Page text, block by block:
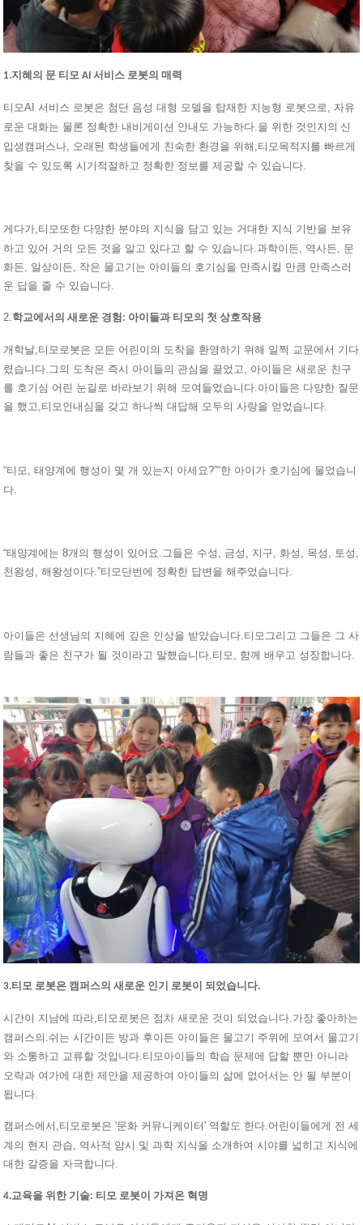
1.지혜의 문 티모 AI 서비스 로봇의 매력
티모AI 서비스 로봇은 첨단 음성 대형 모델을 탑재한 지능형 로봇으로, 자유
로운 대화는 물론 정확한 내비게이션 안내도 가능하다.을 위한 것인지 의 신
입생 캠퍼스나, 오래된 학생들에게 친숙한 환경을 위해, 티모목적지를 빠르게
찾을 수 있도록 시기적절하고 정확한 정보를 제공할 수 있습니다.
게다가, 티모또한 다양한 분야의 지식을 담고 있는 거대한 지식 기반을 보유
하고 있어 거의 모든 것을 알고 있다고 할 수 있습니다.과학이든, 역사든, 문
화든, 일상이든, 작은 물고기는 아이들의 호기심을 만족시킬 만큼 만족스러
운 답을 줄 수 있습니다.
2. 학교에서의 새로운 경험: 아이들과 티모의 첫 상호작용
개학날, 티모 로봇은 모든 어린이의 도착을 환영하기 위해 일찍 교문에서 기다
렸습니다.그의 도착은 즉시 아이들의 관심을 끌었고, 아이들은 새로운 친구
를 호기심 어린 눈길로 바라보기 위해 모여들었습니다.아이들은 다양한 질문
을 했고, 티모인내심을 갖고 하나씩 대답해 모두의 사랑을 얻었습니다.
“티모
, 태양계에 행성이 몇 개 있는지 아세요?”“한 아이가 호기심에 물었습니
다.
“태양계에는 8개의 행성이 있어요.그들은 수성, 금성, 지구, 화성, 목성, 토성,
천왕성, 해왕성이다.”티모단번에 정확한 답변을 해주었습니다.
아이들은 선생님의 지혜에 깊은 인상을 받았습니다. 티모 그리고 그들은 그 사
람들과 좋은 친구가 될 것이라고 말했습니다. 티모 , 함께 배우고 성장합니다.
3.티모 로봇은 캠퍼스의 새로운 인기 로봇이 되었습니다.
시간이 지남에 따라,티모로봇은 점차 새로운 것이 되었습니다.가장 좋아하는
캠퍼스의.쉬는 시간이든 방과 후이든 아이들은 물고기 주위에 모여서 물고기
와 소통하고 교류할 것입니다.티모아이들의 학습 문제에 답할 뿐만 아니라
오락과 여가에 대한 제안을 제공하여 아이들의 삶에 없어서는 안 될 부분이
됩니다.
캠퍼스에서,티모로봇은 '문화 커뮤니케이터' 역할도 한다.어린이들에게 전 세
계의 현지 관습, 역사적 암시 및 과학 지식을 소개하여 시야를 넓히고 지식에
대한 갈증을 자극합니다.
4.교육을 위한 기술: 티모 로봇이 가져온 혁명